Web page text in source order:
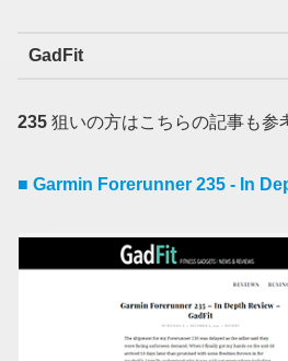
GadFit
235 狙いの方はこちらの記事も参
■ Garmin Forerunner 235 - In